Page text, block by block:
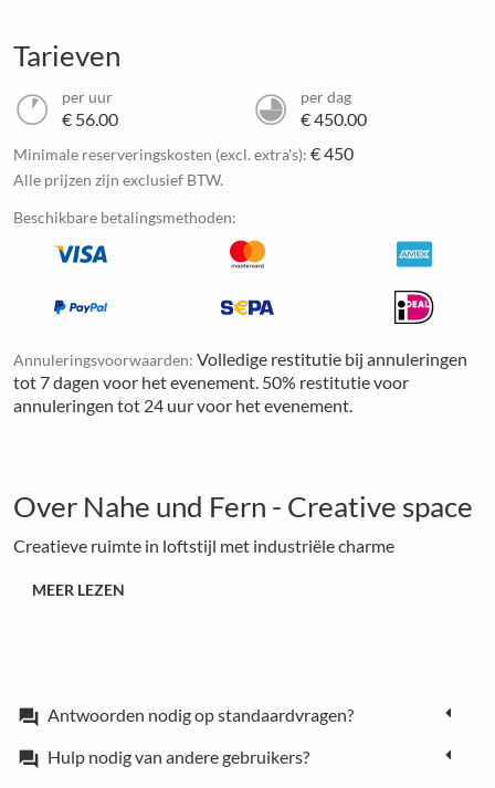
Tarieven
per uur
€ 56.00
per dag
€ 450.00
Minimale reserveringskosten (excl. extra's): € 450
Alle prijzen zijn exclusief BTW.
Beschikbare betalingsmethoden:
Annuleringsvoorwaarden: Volledige restitutie bij annuleringen
tot 7 dagen voor het evenement. 50% restitutie voor
annuleringen tot 24 uur voor het evenement.
Over Nahe und Fern - Creative space
Creatieve ruimte in loftstijl met industriële charme
MEER LEZEN
forum Antwoorden nodig op standaardvragen?
forum Hulp nodig van andere gebruikers?